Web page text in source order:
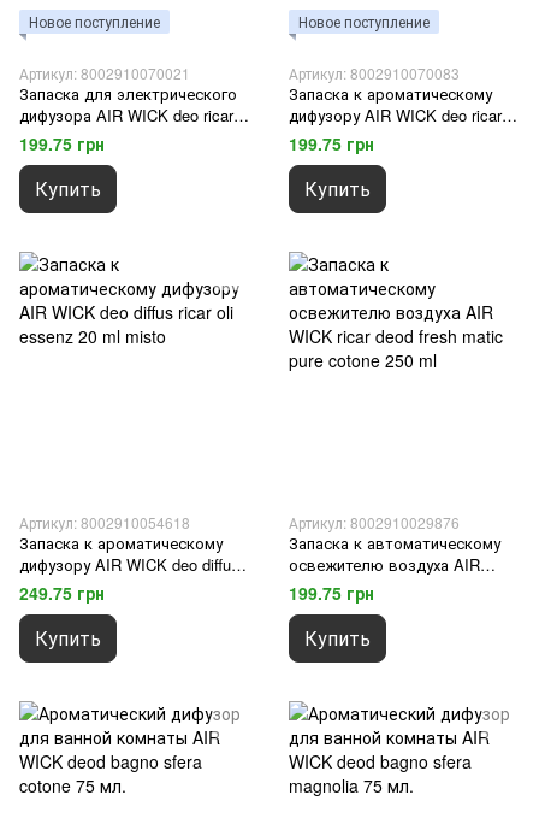
Новое поступление
Артикул: 8002910070021
Запаска для электрического
дифузора AIR WICK deo ricar x
elettr.vaniglia-karite
199.75 грн
Купить
Новое поступление
Артикул: 8002910070083
Запаска к ароматическому
дифузору AIR WICK deo ricar.x
elettr.fresia gelsomino
199.75 грн
Купить
Артикул: 8002910054618
Запаска к ароматическому
дифузору AIR WICK deo diffus
ricar oli essenz 20 ml misto
249.75 грн
Купить
Артикул: 8002910029876
Запаска к автоматическому
освежителю воздуха AIR
WICK ricar deod fresh matic
pure cotone 250 ml
199.75 грн
Купить